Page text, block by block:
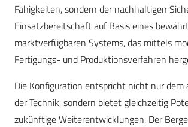
Fähigkeiten, sondern der nachhaltigen
Einsatzbereitschaft auf Basis eines
marktverfügbaren Systems, das mittels
Fertigungs- und Produktionsverfahren
Die Konfiguration entspricht nicht nur
der Technik, sondern bietet gleichzeitig
zukünftige Weiterentwicklungen. Der